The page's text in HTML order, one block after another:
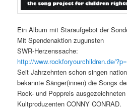
Ein Album mit Staraufgebot der
Mit Spendenaktion zugunsten
SWR-Herzenssache:
http://www.rockforyourchildren.de/
Seit Jahrzehnten schon singen
bekannte Sänger(innen) die Songs
Rock- und Poppreis
Kultproduzenten CONNY CONRAD.